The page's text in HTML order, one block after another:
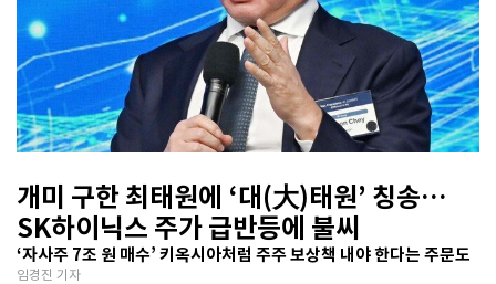
개미 구한 최태원에 ‘대(大)태원’ 칭송…
SK하이닉스 주가 급반등에 불씨
‘자사주 7조 원 매수’ 키옥시아처럼 주주 보상책 내야 한다는 주문도
임경진 기자